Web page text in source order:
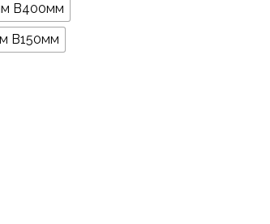
В400мм
В150мм